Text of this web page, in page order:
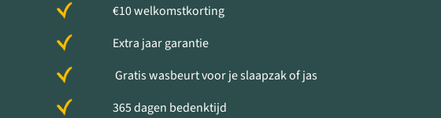
€10 welkomstkorting
Extra jaar garantie
Gratis wasbeurt voor je slaapzak of jas
365 dagen bedenktijd